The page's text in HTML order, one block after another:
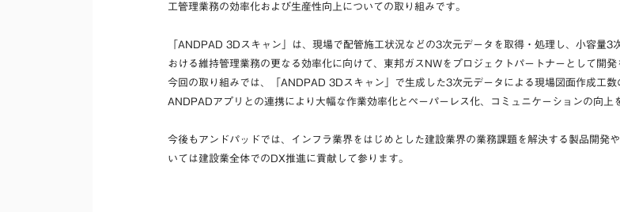
工管理業務の効率化および生産性向上についての取り組みです。
「ANDPAD 3Dスキャン」は、現場で配管施工状況などの3次元データを取得・処理し、小容量
おける維持管理業務の更なる効率化に向けて、東邦ガスNWをプロジェクトパートナーとして開発
今回の取り組みでは、「ANDPAD 3Dスキャン」で生成した3次元データによる現場図面作成工数
ANDPADアプリとの連携により大幅な作業効率化とペーパーレス化、コミュニケーションの向上
今後もアンドパッドでは、インフラ業界をはじめとした建設業界の業務課題を解決する製品開発
いては建設業全体でのDX推進に貢献して参ります。